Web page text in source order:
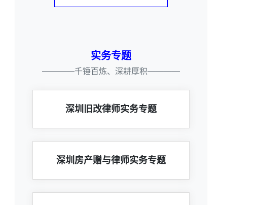
实务专题
————千锤百炼、深耕厚积————
深圳旧改律师实务专题
深圳房产赠与律师实务专题